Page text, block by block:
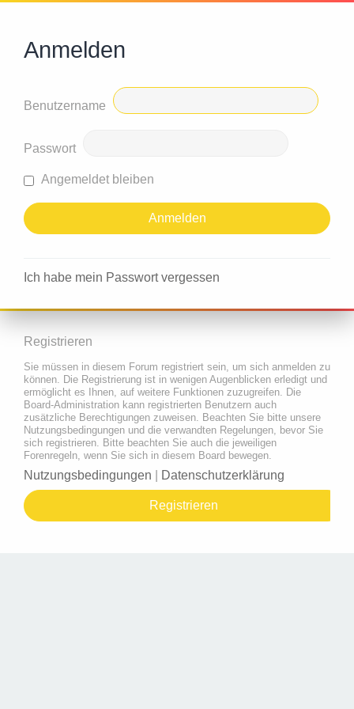
Anmelden
Benutzername
Passwort
Angemeldet bleiben
Ich habe mein Passwort vergessen
Registrieren
Sie müssen in diesem Forum registriert sein, um sich anmelden zu
können. Die Registrierung ist in wenigen Augenblicken erledigt und
ermöglicht es Ihnen, auf weitere Funktionen zuzugreifen. Die
Board-Administration kann registrierten Benutzern auch
zusätzliche Berechtigungen zuweisen. Beachten Sie bitte unsere
Nutzungsbedingungen und die verwandten Regelungen, bevor Sie
sich registrieren. Bitte beachten Sie auch die jeweiligen
Forenregeln, wenn Sie sich in diesem Board bewegen.
Nutzungsbedingungen Datenschutzerklärung
Registrieren